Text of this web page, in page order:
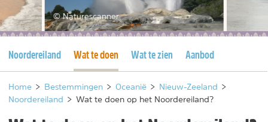
Dieren
Nieuwsbrief Uitgelicht
© Naturescanner
Huidige pagina
Noordereiland Huidige pagina
Wat te doen Wat te zien Aanbod
Home > Bestemmingen > Oceanië > Nieuw-Zeeland
>
Noordereiland
> Wat te doen op het Noordereiland?